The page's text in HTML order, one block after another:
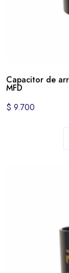
Capacitor de
MFD
$ 9.700